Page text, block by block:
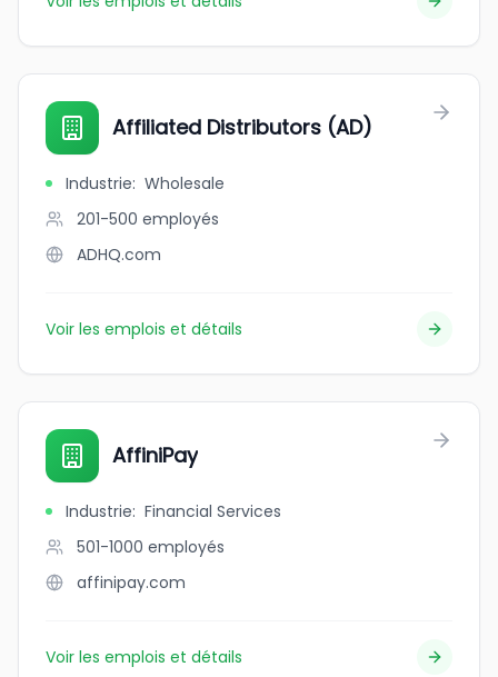
Affiliated Distributors (AD)
Industrie: Wholesale
201-500 employés
ADHQ.com
Voir les emplois et détails
AffiniPay
Industrie: Financial Services
501-1000 employés
affinipay.com
Voir les emplois et détails